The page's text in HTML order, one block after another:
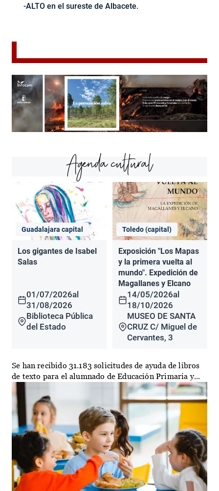
-ALTO en el sureste de Albacete.
Agenda cultural
Guadalajara capital
Los gigantes de Isabel
Salas
01/07/2026al
31/08/2026
Biblioteca Pública
del Estado
Toledo (capital)
Exposición "Los Mapas
y la primera vuelta al
mundo". Expedición de
Magallanes y Elcano
14/05/2026al
18/10/2026
MUSEO DE SANTA
CRUZ C/ Miguel de
Cervantes, 3
Se han recibido 31.183 solicitudes de ayuda de libros
de texto para el alumnado de Educación Primaria y...